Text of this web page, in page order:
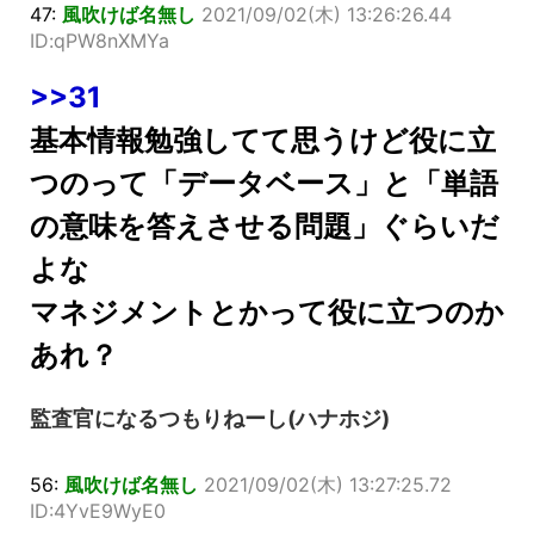
47: 風吹けば名無し 2021/09/02(木) 13:26:26.44
ID:qPW8nXMYa
>>31
基本情報勉強してて思うけど役に立
つのって「データベース」と「単語
の意味を答えさせる問題」ぐらいだ
よな
マネジメントとかって役に立つのか
あれ？
監査官になるつもりねーし(ハナホジ)
56: 風吹けば名無し 2021/09/02(木) 13:27:25.72
ID:4YvE9WyE0